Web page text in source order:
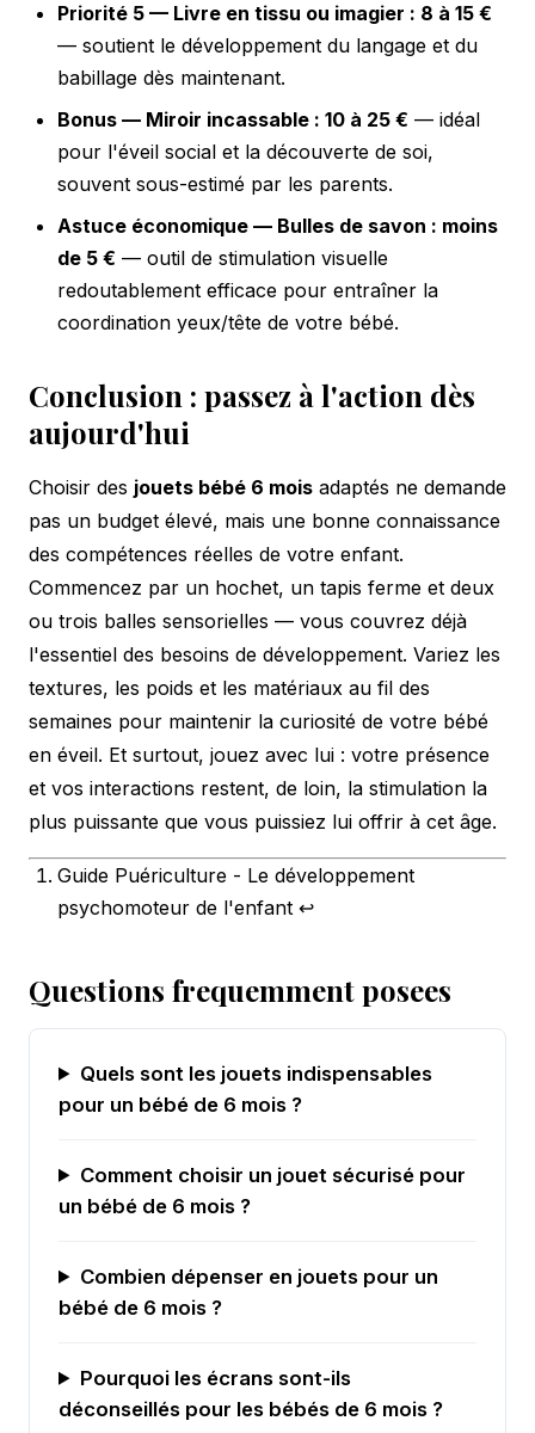
Priorité 5 — Livre en tissu ou imagier : 8 à 15 €
— soutient le développement du langage et du
babillage dès maintenant.
Bonus — Miroir incassable : 10 à 25 € — idéal
pour l'éveil social et la découverte de soi,
souvent sous-estimé par les parents.
Astuce économique — Bulles de savon : moins
de 5 € — outil de stimulation visuelle
redoutablement efficace pour entraîner la
coordination yeux/tête de votre bébé.
Conclusion : passez à l'action dès
aujourd'hui
Choisir des jouets bébé 6 mois adaptés ne demande
pas un budget élevé, mais une bonne connaissance
des compétences réelles de votre enfant.
Commencez par un hochet, un tapis ferme et deux
ou trois balles sensorielles — vous couvrez déjà
l'essentiel des besoins de développement. Variez les
textures, les poids et les matériaux au fil des
semaines pour maintenir la curiosité de votre bébé
en éveil. Et surtout, jouez avec lui : votre présence
et vos interactions restent, de loin, la stimulation la
plus puissante que vous puissiez lui offrir à cet âge.
Guide Puériculture - Le développement
psychomoteur de l'enfant ↩
Questions frequemment posees
Quels sont les jouets indispensables
pour un bébé de 6 mois ?
Comment choisir un jouet sécurisé pour
un bébé de 6 mois ?
Combien dépenser en jouets pour un
bébé de 6 mois ?
Pourquoi les écrans sont-ils
déconseillés pour les bébés de 6 mois ?